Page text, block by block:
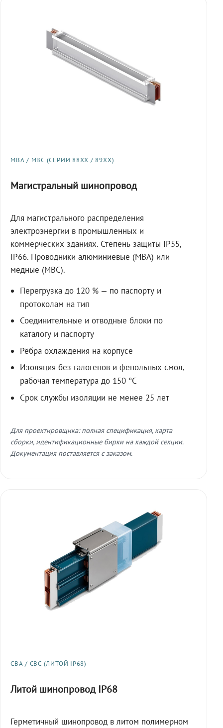
МВА / МВС (СЕРИИ 88XX / 89XX)
Магистральный шинопровод
Для магистрального распределения
электроэнергии в промышленных и
коммерческих зданиях. Степень защиты IP55,
IP66. Проводники алюминиевые (МВА) или
медные (МВС).
Перегрузка до 120 % — по паспорту и
протоколам на тип
Соединительные и отводные блоки по
каталогу и паспорту
Рёбра охлаждения на корпусе
Изоляция без галогенов и фенольных смол,
рабочая температура до 150 °C
Срок службы изоляции не менее 25 лет
Для проектировщика: полная спецификация, карта
сборки, идентификационные бирки на каждой секции.
Документация поставляется с заказом.
СВА / СВС (ЛИТОЙ IP68)
Литой шинопровод IP68
Герметичный шинопровод в литом полимерном